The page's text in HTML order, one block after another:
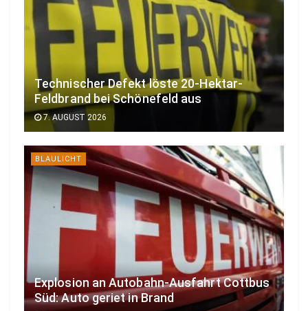
Technischer Defekt löste 20-Hektar-
Feldbrand bei Schönefeld aus
7. AUGUST 2026
BLAULICHT
Explosion an Autobahn-Ausfahrt Cottbus
Süd: Auto geriet in Brand